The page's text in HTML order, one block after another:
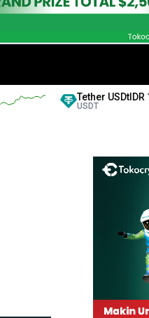
Tether USDtIDR 17.725,00